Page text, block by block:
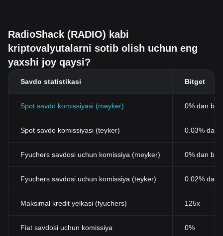
RadioShack (RADIO) kabi
kriptovalyutalarni sotib olish uchun eng
yaxshi joy qaysi?
Savdo statistikasi Bitget
Spot savdo komissiyasi (meyker) 0% dan
Spot savdo komissiyasi (teyker) 0.03% dan
Fyuchers savdosi uchun komissiya (meyker) 0% dan
Fyuchers savdosi uchun komissiya (teyker) 0.02% dan
Maksimal kredit yelkasi (fyuchers) 125x
Fiat savdosi uchun komissiya 0%